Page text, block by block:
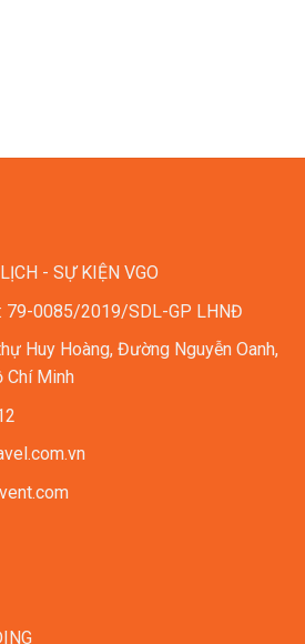
- SỰ KIỆN VGO
79-0085/2019/SDL-GP LHNĐ
Huy Hoàng, Đường Nguyễn Oanh,
Chí Minh